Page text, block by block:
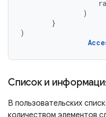
)
}
)
Список и
В пользовательских
количеством элементов